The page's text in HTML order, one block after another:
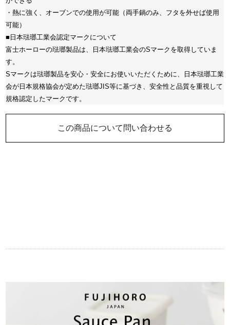
この商品について問い合わせる
・熱に強く、オーブンでの使用が可能（両手鍋のみ、フタを外せば使用
可能）
■日本琺瑯工業会認定マークについて
富士ホーローの琺瑯製品は、日本琺瑯工業会のSマークを取得していま
す。
Sマークは琺瑯製品を安心・安全にお使いいただくために、日本琺瑯工業
会が日本規格協会が定めた琺瑯JIS等に基づき、安全性と品質を重視して
規格認定したマークです。